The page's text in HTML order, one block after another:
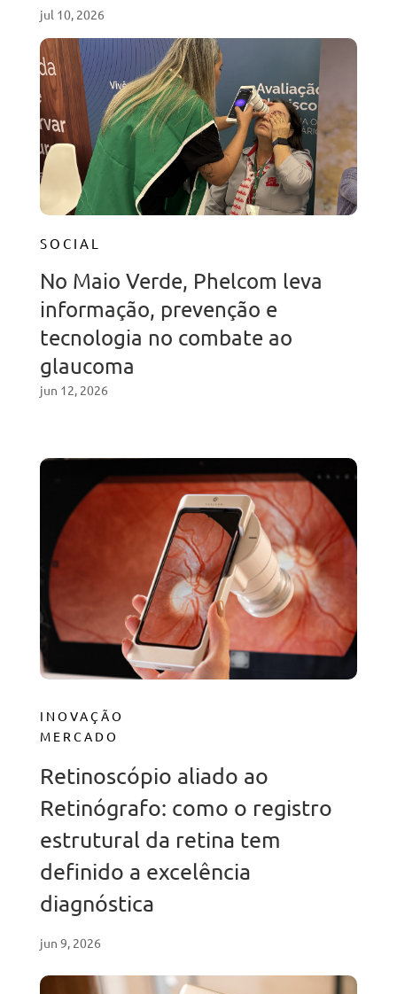
jul 10, 2026
No Maio Verde, Phelcom leva
informação, prevenção e
tecnologia no combate ao
glaucoma
jun 12, 2026
SOCIAL
Retinoscópio aliado ao
Retinógrafo: como o registro
estrutural da retina tem
definido a excelência
diagnóstica
jun 9, 2026
INOVAÇÃO
MERCADO